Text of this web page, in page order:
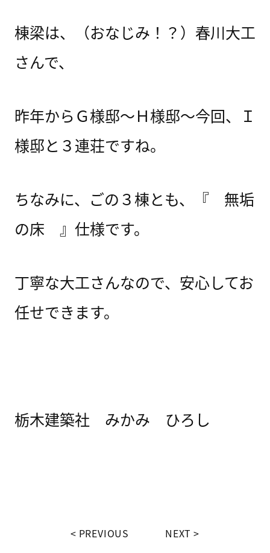
棟梁は、（おなじみ！？）春川大工
さんで、
昨年からＧ様邸～Ｈ様邸～今回、Ｉ
様邸と３連荘ですね。
ちなみに、ごの３棟とも、『 無垢
の床 』仕様です。
丁寧な大工さんなので、安心してお
任せできます。
栃木建築社 みかみ ひろし
PREVIOUS NEXT